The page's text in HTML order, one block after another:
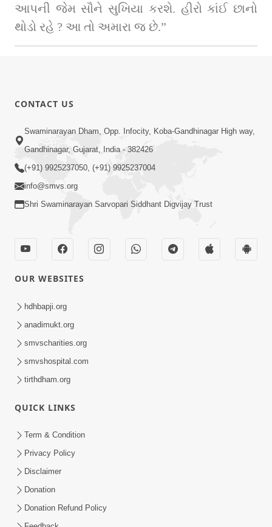
આપની જેમ સૌને સુખિયા કરશે. હીરો કાંઈ છાનો
થોડો રહે ? આ તો અમારા જ છે.”
CONTACT US
Swaminarayan Dham, Opp. Infocity, Koba-Gandhinagar High way,
Gandhinagar, Gujarat, India - 382426
(+91) 9925237050, (+91) 9925237004
info@smvs.org
Shri Swaminarayan Sarvopari Siddhant Digvijay Trust
OUR WEBSITES
hdhbapji.org
anadimukt.org
smvscharities.org
smvshospital.com
tirthdham.org
QUICK LINKS
Term & Condition
Privacy Policy
Disclaimer
Donation
Donation Refund Policy